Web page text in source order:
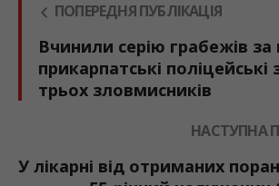
ПОПЕРЕДНЯ ПУБЛІКАЦІЯ
Вчинили серію грабежів за
прикарпатські
трьох зловмисників
НАСТУПНА
У лікарні від отриманих